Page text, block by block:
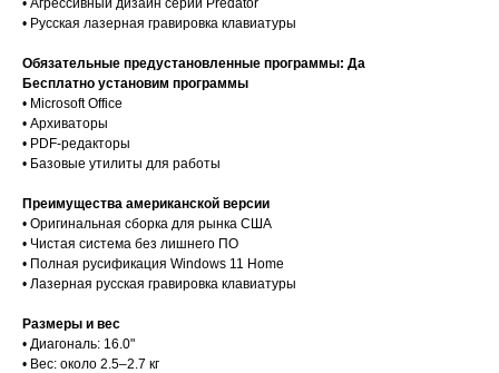
• Агрессивный дизайн серии Predator
• Русская лазерная гравировка клавиатуры
Обязательные предустановленные программы: Да
Бесплатно установим программы
• Microsoft Office
• Архиваторы
• PDF-редакторы
• Базовые утилиты для работы
Преимущества американской версии
• Оригинальная сборка для рынка США
• Чистая система без лишнего ПО
• Полная русификация Windows 11 Home
• Лазерная русская гравировка клавиатуры
Размеры и вес
• Диагональ: 16.0"
• Вес: около 2.5–2.7 кг